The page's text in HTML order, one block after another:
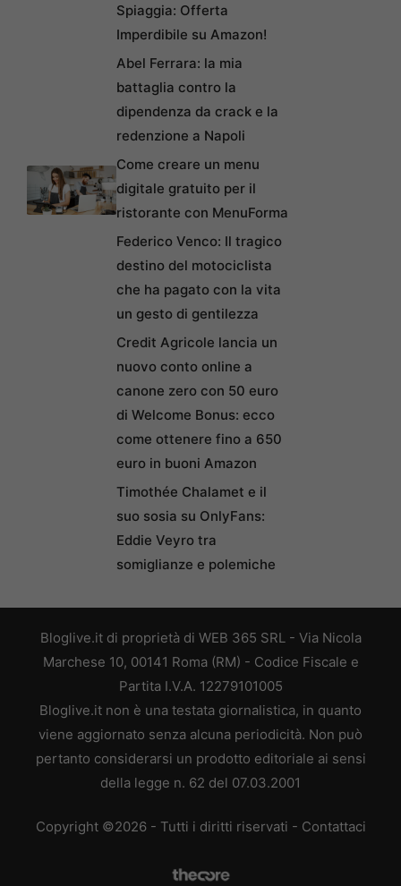
Spiaggia: Offerta
Imperdibile su Amazon!
Abel Ferrara: la mia
battaglia contro la
dipendenza da crack e la
redenzione a Napoli
Come creare un menu
digitale gratuito per il
ristorante con MenuForma
Federico Venco: Il tragico
destino del motociclista
che ha pagato con la vita
un gesto di gentilezza
Credit Agricole lancia un
nuovo conto online a
canone zero con 50 euro
di Welcome Bonus: ecco
come ottenere fino a 650
euro in buoni Amazon
Timothée Chalamet e il
suo sosia su OnlyFans:
Eddie Veyro tra
somiglianze e polemiche
Bloglive.it di proprietà di WEB 365 SRL - Via Nicola
Marchese 10, 00141 Roma (RM) - Codice Fiscale e
Partita I.V.A. 12279101005
Bloglive.it non è una testata giornalistica, in quanto
viene aggiornato senza alcuna periodicità. Non può
pertanto considerarsi un prodotto editoriale ai sensi
della legge n. 62 del 07.03.2001
Copyright ©2026 - Tutti i diritti riservati - Contattaci